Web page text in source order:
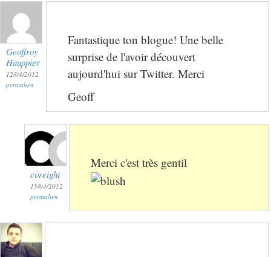
Geoffroy
Hauppier
12/04/2012
permalien
Fantastique ton blogue! Une belle
surprise de l'avoir découvert
aujourd'hui sur Twitter. Merci
Geoff
coreight
15/04/2012
permalien
Merci c'est très gentil